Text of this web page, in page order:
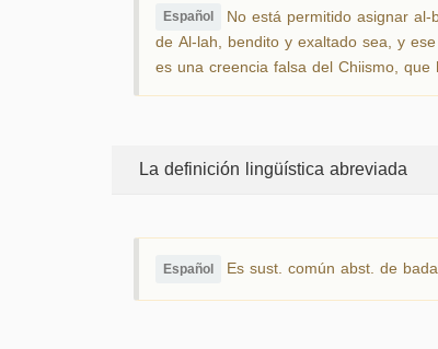
Español No está permitido asignar
de Al-lah, bendito y exaltado sea, y
es una creencia falsa del Chiismo,
La definición lingüística abreviada
Español Es sust. común abst. de